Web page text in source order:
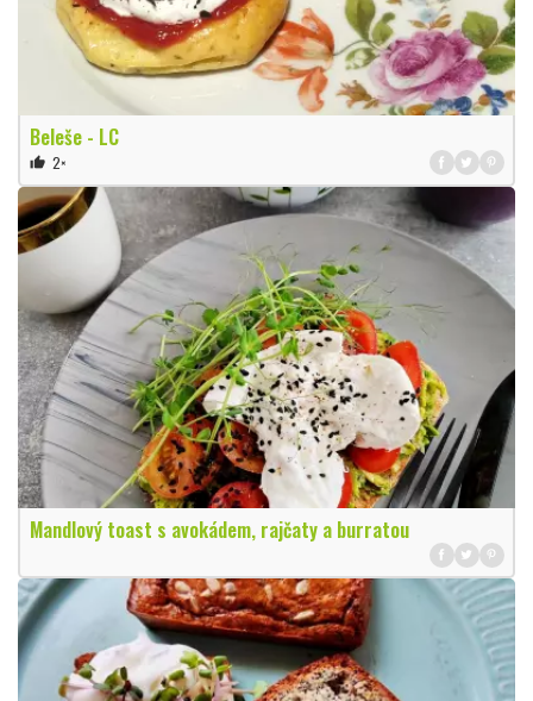
Beleše - LC
thumb_up 2×
Mandlový toast s avokádem, rajčaty a burratou